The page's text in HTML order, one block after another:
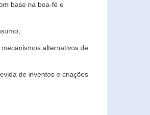
base na boa-fé e
alternativos de
de inventos e criações